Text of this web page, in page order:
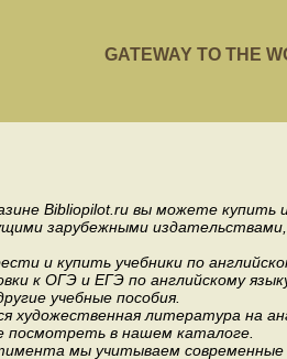
GATEWAY TO THE
Bibliopilot.ru вы можете купить
зарубежными издательствами,
и купить учебники по
к ОГЭ и ЕГЭ по английскому
учебные пособия.
художественная литература на
в нашем каталоге.
мы учитываем